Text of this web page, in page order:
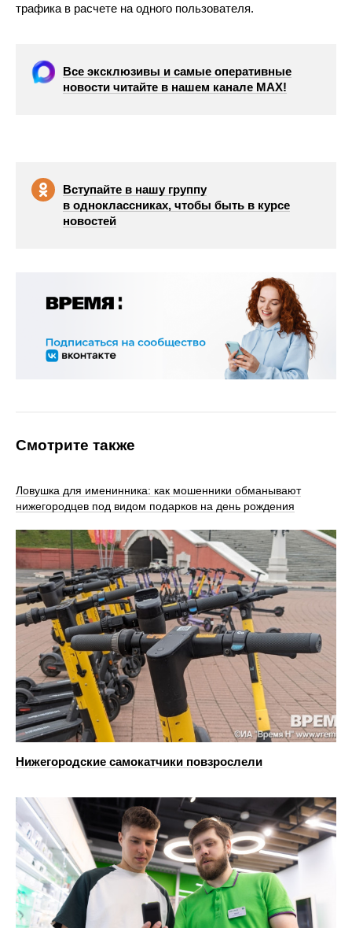
трафика в расчете на одного пользователя.
Все эксклюзивы и самые оперативные
новости читайте в нашем канале МАХ!
Вступайте в нашу группу
в одноклассниках, чтобы быть в курсе
новостей
Смотрите также
Ловушка для именинника: как мошенники обманывают
нижегородцев под видом подарков на день рождения
Нижегородские самокатчики повзрослели